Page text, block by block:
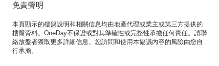
免責聲明
本頁顯示的樓盤說明和相關信息均由地產代理或業主或第三方提供的
樓盤資料。OneDay不保證或對其準確性或完整性承擔任何責任。請聯
絡放盤者獲取更多詳細信息。您訪問和使用本協議內容的風險由您自
行承擔。